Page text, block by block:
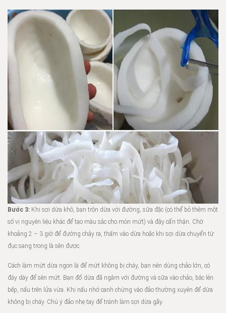
Bước 3: Khi sợi dừa khô, bạn trộn dừa với đường, sữa đặc (có thể bỏ thêm một
số vị nguyên liệu khác để tạo màu sắc cho món mứt) và đậy cẩn thận. Chờ
khoảng 2 – 3 giờ để đường chảy ra, thấm vào dừa hoặc khi sợi dừa chuyển từ
đục sang trong là sên được.
Cách làm mứt dừa ngon là để mứt không bị cháy, bạn nên dùng chảo lớn, có
đáy dày để sên mứt. Bạn đổ dừa đã ngâm với đường và sữa vào chảo, bắc lên
bếp, nấu trên lửa vừa. Khi nấu nhớ canh chừng vào đảo thường xuyên để dừa
không bị cháy. Chú ý đảo nhẹ tay để tránh làm sợi dừa gãy.